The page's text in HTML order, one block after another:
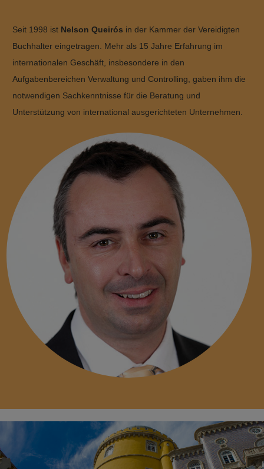
Seit 1998 ist Nelson Queirós in der Kammer der Vereidigten
Buchhalter eingetragen. Mehr als 15 Jahre Erfahrung im
internationalen Geschäft, insbesondere in den
Aufgabenbereichen Verwaltung und Controlling, gaben ihm die
notwendigen Sachkenntnisse für die Beratung und
Unterstützung von international ausgerichteten Unternehmen.